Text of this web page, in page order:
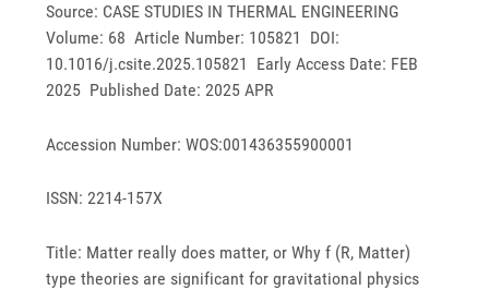
Source: CASE STUDIES IN THERMAL ENGINEERING
Volume: 68 Article Number: 105821 DOI:
10.1016/j.csite.2025.105821 Early Access Date: FEB
2025 Published Date: 2025 APR
Accession Number: WOS:001436355900001
ISSN: 2214-157X
Title: Matter really does matter, or Why f (R, Matter)
type theories are significant for gravitational physics